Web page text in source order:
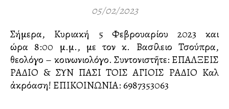
05/02/2023
Σήμερα, Κυριακή 5 Φεβρουαρίου 2023 και
ώρα 8:00 μ.μ., με τον κ. Βασίλειο Τσούπρα,
θεολόγο – κοινωνιολόγο. Συντονιστῆτε: ΕΠΑΛΞΕΙΣ
ΡΑΔΙΟ & ΣΥΝ ΠΑΣΙ ΤΟΙΣ ΑΓΙΟΙΣ ΡΑΔΙΟ Καλὴ
ἀκρόαση! ΕΠΙΚΟΙΝΩΝΙΑ:️ 6987353063